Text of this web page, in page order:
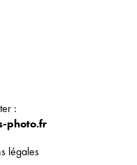
:
photo.fr
légales